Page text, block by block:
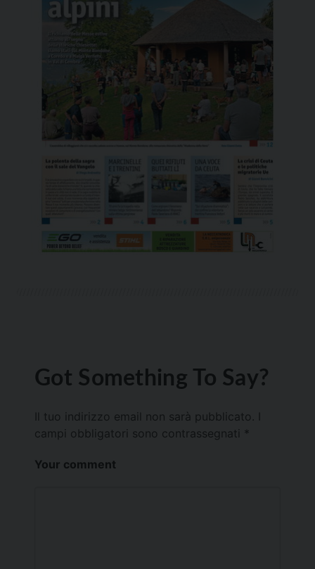
Got Something To Say?
Il tuo indirizzo email non sarà pubblicato.
campi obbligatori sono contrassegnati *
Your comment